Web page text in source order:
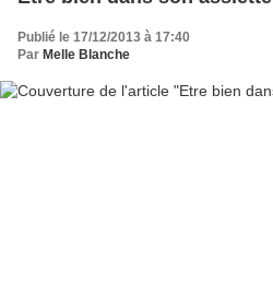
Publié le 17/12/2013 à 17:40
Par Melle Blanche